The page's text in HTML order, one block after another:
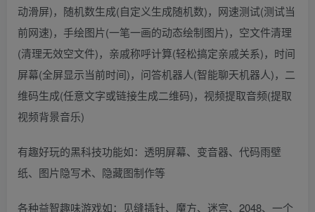
动滑屏)，随机数生成(自定义生成随机数)，网速测试(测试当
前网速)，手绘图片(一笔一画的动态绘制图片)，空文件清理
(清理无效空文件)，亲戚称呼计算(轻松搞定亲戚关系)，时间
屏幕(全屏显示当前时间)，问答机器人(智能聊天机器人)，二
维码生成(任意文字或链接生成二维码)，视频提取音频(提取
视频背景音乐)
有趣好玩的黑科技功能如：透明屏幕、变音器、代码雨壁
纸、图片隐写术、隐藏图制作等
各种益智趣味游戏如：见缝插针、魔方、迷宫、2048、一个